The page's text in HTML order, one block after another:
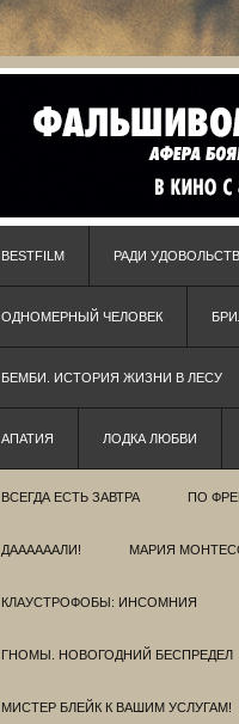
BESTFILM РАДИ
ОДНОМЕРНЫЙ ЧЕЛОВЕК
БЕМБИ. ИСТОРИЯ ЖИЗНИ В ЛЕСУ
АПАТИЯ ЛОДКА ЛЮБВИ
ВСЕГДА ЕСТЬ ЗАВТРА ПО
ДААААААЛИ! МАРИЯ
КЛАУСТРОФОБЫ: ИНСОМНИЯ
ГНОМЫ. НОВОГОДНИЙ БЕСПРЕДЕЛ
МИСТЕР БЛЕЙК К ВАШИМ УСЛУГАМ!